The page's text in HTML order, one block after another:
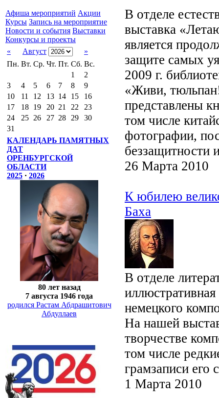
Афиша мероприятий Акции
Курсы Запись на мероприятие
Новости и события Выставки
Конкурсы и проекты
«
Август
»
Пн. Вт. Ср. Чт. Пт. Сб. Вс.
1
2
3
4 5 6 7 8
9
10
11 12 13 14 15
16
17
18 19 20 21 22
23
24
25 26 27 28 29
30
31
КАЛЕНДАРЬ ПАМЯТНЫХ
ДАТ
ОРЕНБУРГСКОЙ
ОБЛАСТИ
2025 · 2026
80 лет назад
7 августа 1946 года
родился Растам Абдрашитович
Абдуллаев
В отделе
выставка
является
защите самых
2009 г.
«Живи,
представлены
том числе
фотографии,
беззащитности
26 Марта 2010
К юбилею
Баха
В отделе
немецкого
На нашей
творчестве
том числе
грамзаписи его
1 Марта 2010